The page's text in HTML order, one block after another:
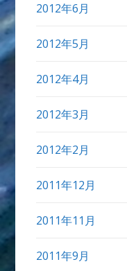
2012年6月
2012年5月
2012年4月
2012年3月
2012年2月
2011年12月
2011年11月
2011年9月